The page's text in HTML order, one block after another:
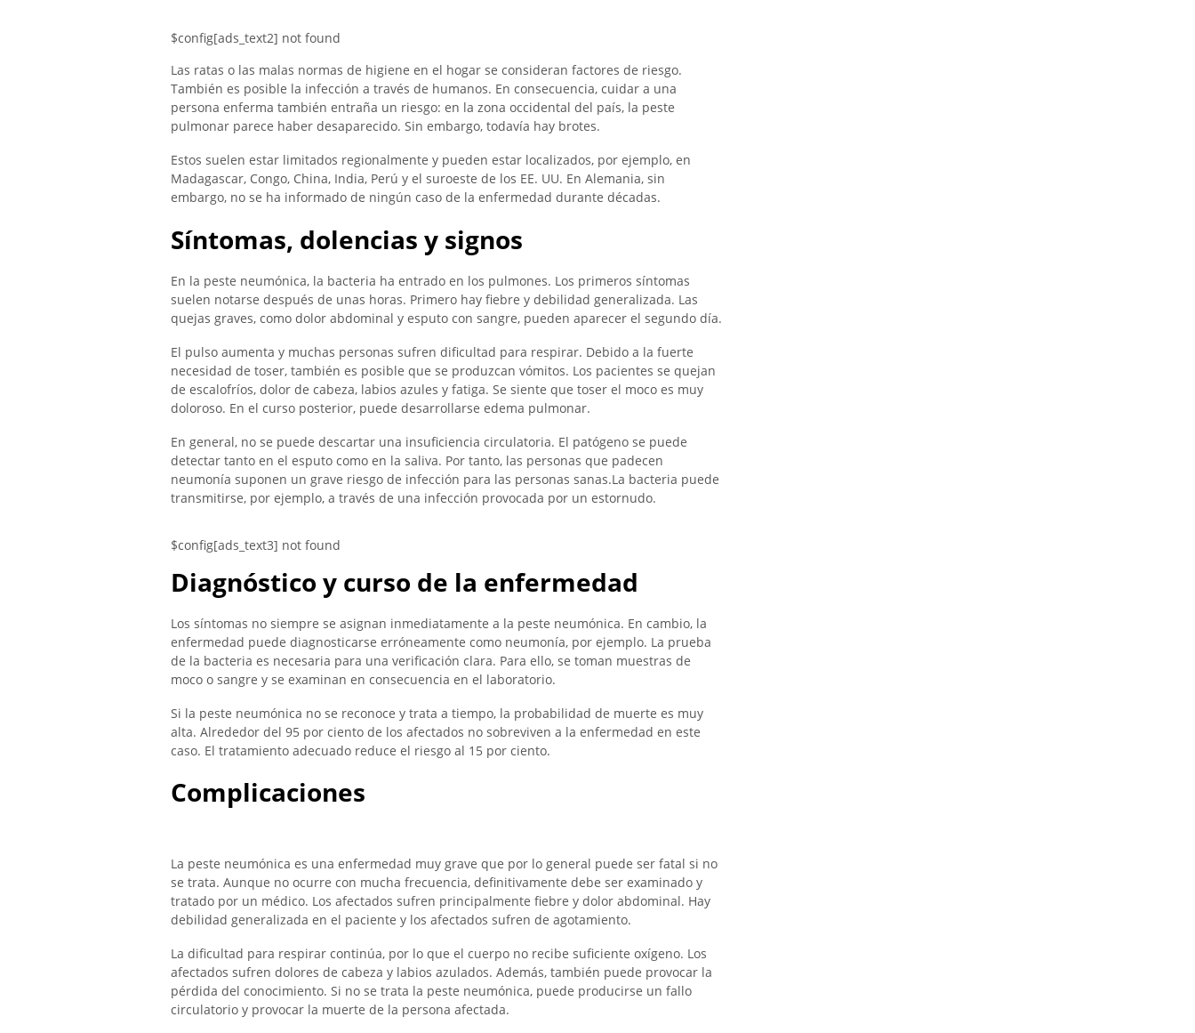
$config[ads_text2] not found
Las ratas o las malas normas de higiene en el hogar se consideran factores de riesgo.
También es posible la infección a través de humanos. En consecuencia, cuidar a una
persona enferma también entraña un riesgo: en la zona occidental del país, la peste
pulmonar parece haber desaparecido. Sin embargo, todavía hay brotes.
Estos suelen estar limitados regionalmente y pueden estar localizados, por ejemplo, en
Madagascar, Congo, China, India, Perú y el suroeste de los EE. UU. En Alemania, sin
embargo, no se ha informado de ningún caso de la enfermedad durante décadas.
Síntomas, dolencias y signos
En la peste neumónica, la bacteria ha entrado en los pulmones. Los primeros síntomas
suelen notarse después de unas horas. Primero hay fiebre y debilidad generalizada. Las
quejas graves, como dolor abdominal y esputo con sangre, pueden aparecer el segundo día.
El pulso aumenta y muchas personas sufren dificultad para respirar. Debido a la fuerte
necesidad de toser, también es posible que se produzcan vómitos. Los pacientes se quejan
de escalofríos, dolor de cabeza, labios azules y fatiga. Se siente que toser el moco es muy
doloroso. En el curso posterior, puede desarrollarse edema pulmonar.
En general, no se puede descartar una insuficiencia circulatoria. El patógeno se puede
detectar tanto en el esputo como en la saliva. Por tanto, las personas que padecen
neumonía suponen un grave riesgo de infección para las personas sanas.La bacteria puede
transmitirse, por ejemplo, a través de una infección provocada por un estornudo.
$config[ads_text3] not found
Diagnóstico y curso de la enfermedad
Los síntomas no siempre se asignan inmediatamente a la peste neumónica. En cambio, la
enfermedad puede diagnosticarse erróneamente como neumonía, por ejemplo. La prueba
de la bacteria es necesaria para una verificación clara. Para ello, se toman muestras de
moco o sangre y se examinan en consecuencia en el laboratorio.
Si la peste neumónica no se reconoce y trata a tiempo, la probabilidad de muerte es muy
alta. Alrededor del 95 por ciento de los afectados no sobreviven a la enfermedad en este
caso. El tratamiento adecuado reduce el riesgo al 15 por ciento.
Complicaciones
La peste neumónica es una enfermedad muy grave que por lo general puede ser fatal si no
se trata. Aunque no ocurre con mucha frecuencia, definitivamente debe ser examinado y
tratado por un médico. Los afectados sufren principalmente fiebre y dolor abdominal. Hay
debilidad generalizada en el paciente y los afectados sufren de agotamiento.
La dificultad para respirar continúa, por lo que el cuerpo no recibe suficiente oxígeno. Los
afectados sufren dolores de cabeza y labios azulados. Además, también puede provocar la
pérdida del conocimiento. Si no se trata la peste neumónica, puede producirse un fallo
circulatorio y provocar la muerte de la persona afectada.